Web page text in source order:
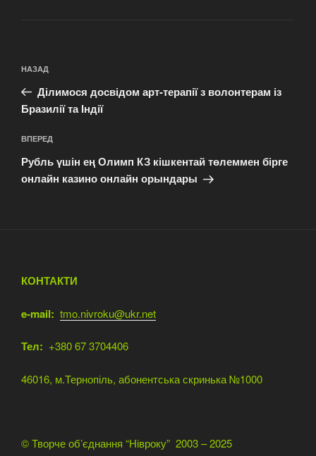
записів
Попередній
запис:
НАЗАД
Ділимося досвідом арт-терапії з волонтерам із
Бразилії та Індії
Наступний
запис
ВПЕРЕД
Рубль үшін ең Олимп КЗ кішкентай төлеммен бірге
онлайн казино онлайн орындары
КОНТАКТИ
e-mail: tmo.nivroku@ukr.net
Тел: +380 67 3704406
46016, м.Тернопіль, абонентська скринька №1000
© Творче об’єднання “Нівроку” 2003 – 2025